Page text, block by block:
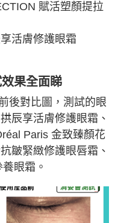
賦活塑顏提拉
活膚修護眼霜
果全面睇
後對比圖，測試的眼
辰享活膚修護眼霜、
Paris 金致臻顏花
皺緊緻修護眼唇霜、
眼霜。